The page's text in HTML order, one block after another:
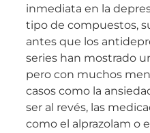
inmediata en la
tipo de compuestos,
antes que los
series han mostrado
pero con muchos
casos como la
ser al revés, las
como el alprazolam o